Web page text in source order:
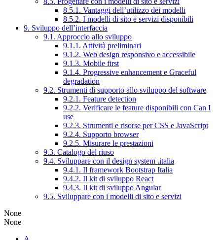
8.5.1. Vantaggi dell’utilizzo dei modelli
8.5.2. I modelli di sito e servizi disponibili
9. Sviluppo dell’interfaccia
9.1. Approccio allo sviluppo
9.1.1. Attività preliminari
9.1.2. Web design responsivo e accessibile
9.1.3. Mobile first
9.1.4. Progressive enhancement e Graceful
degradation
9.2. Strumenti di supporto allo sviluppo del software
9.2.1. Feature detection
9.2.2. Verificare le feature disponibili con Can I
use
9.2.3. Strumenti e risorse per CSS e JavaScript
9.2.4. Supporto browser
9.2.5. Misurare le prestazioni
9.3. Catalogo del riuso
9.4. Sviluppare con il design system .italia
9.4.1. Il framework Bootstrap Italia
9.4.2. Il kit di sviluppo React
9.4.3. Il kit di sviluppo Angular
9.5. Sviluppare con i modelli di sito e servizi
None
None